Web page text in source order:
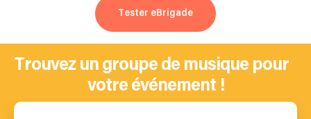
Tester eBrigade
Trouvez un groupe de musique pour
votre événement !